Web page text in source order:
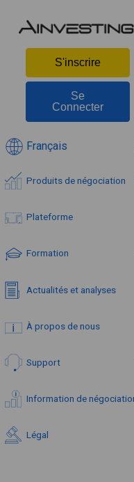
S'inscrire
Se
Connecter
Français
Produits de négociation
Plateforme
Formation
Actualités et analyses
À propos de nous
Support
Information de
Légal